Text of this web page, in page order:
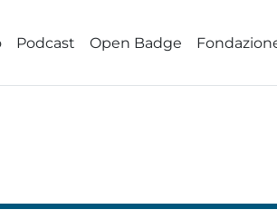
Podcast Open Badge